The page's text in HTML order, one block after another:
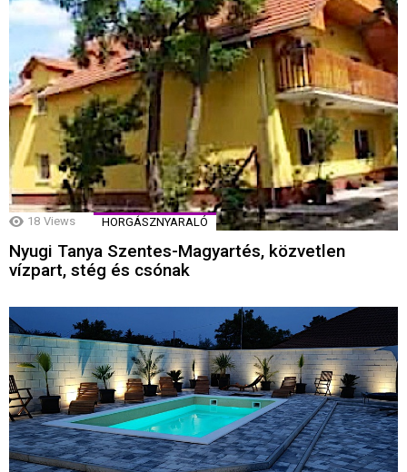
18 Views HORGÁSZNYARALÓ
Nyugi Tanya Szentes-Magyartés, közvetlen
vízpart, stég és csónak